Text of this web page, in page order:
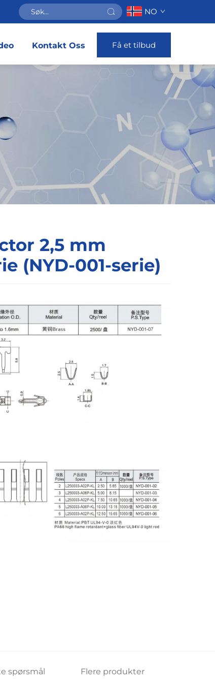
NO
Kontakt Oss Få et tilbud
2,5 mm
(NYD-001-serie)
spørsmål Flere produkter